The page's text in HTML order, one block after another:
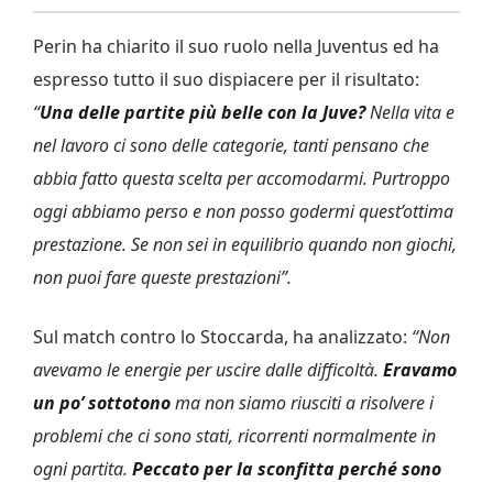
Perin ha chiarito il suo ruolo nella Juventus ed ha
espresso tutto il suo dispiacere per il risultato:
“Una delle partite più belle con la Juve?Nella vita e
nel lavoro ci sono delle categorie, tanti pensano che
abbia fatto questa scelta per accomodarmi. Purtroppo
oggi abbiamo perso e non posso godermi quest’ottima
prestazione. Se non sei in equilibrio quando non giochi,
non puoi fare queste prestazioni”.
Sul match contro lo Stoccarda, ha analizzato: “Non
avevamo le energie per uscire dalle difficoltà. Eravamo
un po’ sottotonoma non siamo riusciti a risolvere i
problemi che ci sono stati, ricorrenti normalmente in
ogni partita. Peccato per la sconfitta perché sono